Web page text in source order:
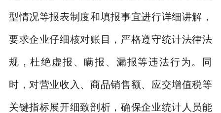
型情况等报表制度和填报事宜进行详细讲解，
要求企业仔细核对账目，严格遵守统计法律法
规，杜绝虚报、瞒报、漏报等违法行为。同
时，对营业收入、商品销售额、应交增值税等
关键指标展开细致剖析，确保企业统计人员能